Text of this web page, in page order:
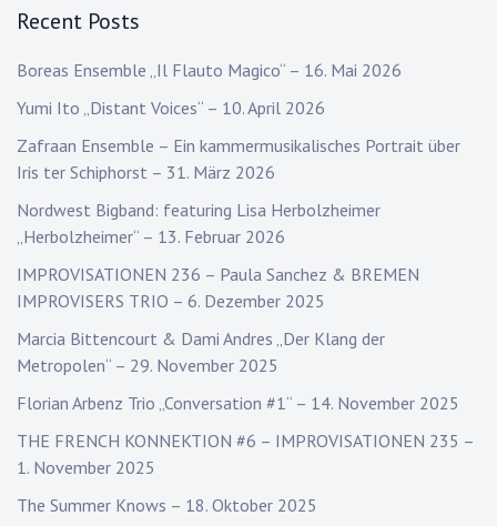
Recent Posts
Boreas Ensemble „Il Flauto Magico“ – 16. Mai 2026
Yumi Ito „Distant Voices“ – 10. April 2026
Zafraan Ensemble – Ein kammermusikalisches Portrait über
Iris ter Schiphorst – 31. März 2026
Nordwest Bigband: featuring Lisa Herbolzheimer
„Herbolzheimer“ – 13. Februar 2026
IMPROVISATIONEN 236 – Paula Sanchez & BREMEN
IMPROVISERS TRIO – 6. Dezember 2025
Marcia Bittencourt & Dami Andres „Der Klang der
Metropolen“ – 29. November 2025
Florian Arbenz Trio „Conversation #1“ – 14. November 2025
THE FRENCH KONNEKTION #6 – IMPROVISATIONEN 235 –
1. November 2025
The Summer Knows – 18. Oktober 2025